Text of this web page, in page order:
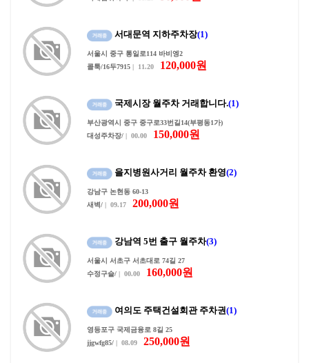
서대문역 지하주차장(1)
서울시 중구 통일로114 바비엥2
콜툭/16두7915 | 11.20 120,000원
국제시장 월주차 거래합니다.(1)
부산광역시 중구 중구로33번길14(부평동1가)
대성주차장/ | 00.00 150,000원
을지병원사거리 월주차 환영(2)
강남구 논현동 60-13
새벽/ | 09.17 200,000원
강남역 5번 출구 월주차(3)
서울시 서초구 서초대로 74길 27
수정구슬/ | 00.00 160,000원
여의도 주택건설회관 주차권(1)
영등포구 국제금융로 8길 25
jjgwfg85/ | 08.09 250,000원